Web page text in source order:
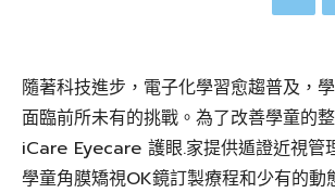
隨著科技進步，電子化學習愈趨普及，
面臨前所未有的挑戰。為了改善學童的
iCare Eyecare 護眼.家提供遁證近視管
學童角膜矯視OK鏡訂製療程和少有的動